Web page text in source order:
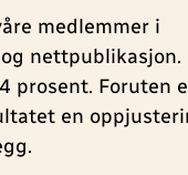
medlemmer i
nettpublikasjon.
prosent. Foruten
en